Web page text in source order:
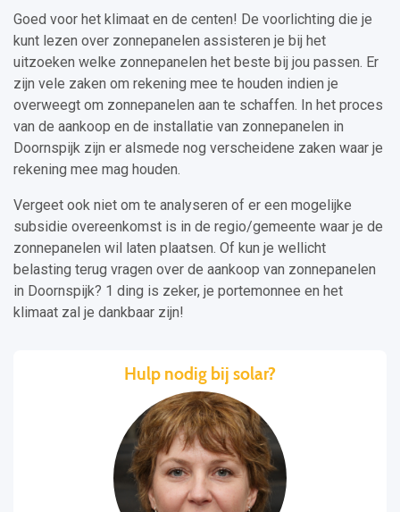
Goed voor het klimaat en de centen! De voorlichting die je
kunt lezen over zonnepanelen assisteren je bij het
uitzoeken welke zonnepanelen het beste bij jou passen. Er
zijn vele zaken om rekening mee te houden indien je
overweegt om zonnepanelen aan te schaffen. In het proces
van de aankoop en de installatie van zonnepanelen in
Doornspijk zijn er alsmede nog verscheidene zaken waar je
rekening mee mag houden.
Vergeet ook niet om te analyseren of er een mogelijke
subsidie overeenkomst is in de regio/gemeente waar je de
zonnepanelen wil laten plaatsen. Of kun je wellicht
belasting terug vragen over de aankoop van zonnepanelen
in Doornspijk? 1 ding is zeker, je portemonnee en het
klimaat zal je dankbaar zijn!
Hulp nodig bij solar?